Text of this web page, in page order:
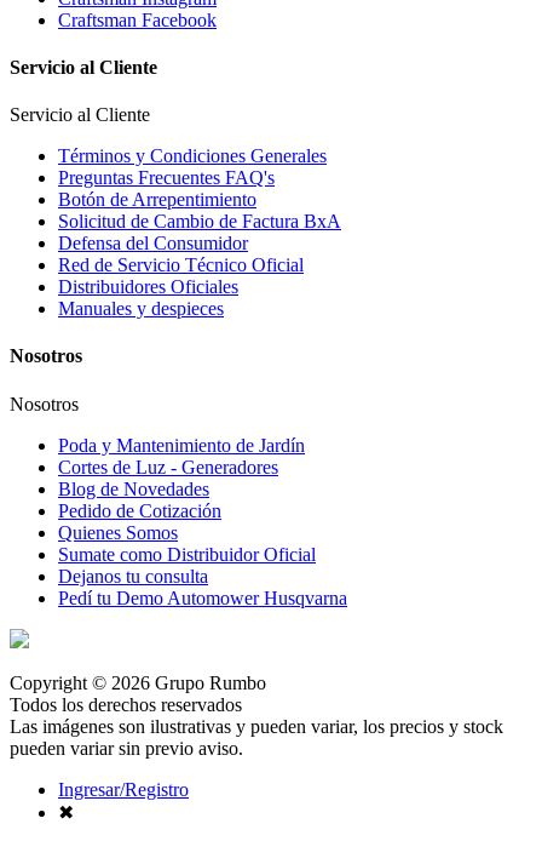
Craftsman Facebook
Servicio al Cliente
Servicio al Cliente
Términos y Condiciones Generales
Preguntas Frecuentes FAQ's
Botón de Arrepentimiento
Solicitud de Cambio de Factura BxA
Defensa del Consumidor
Red de Servicio Técnico Oficial
Distribuidores Oficiales
Manuales y despieces
Nosotros
Nosotros
Poda y Mantenimiento de Jardín
Cortes de Luz - Generadores
Blog de Novedades
Pedido de Cotización
Quienes Somos
Sumate como Distribuidor Oficial
Dejanos tu consulta
Pedí tu Demo Automower Husqvarna
Copyright © 2026 Grupo Rumbo
Todos los derechos reservados
Las imágenes son ilustrativas y pueden variar, los precios y stock
pueden variar sin previo aviso.
Ingresar/Registro
✖